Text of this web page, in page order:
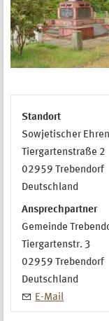
Standort
Sowjetischer
Tiergartenstraße 2
02959
Trebendorf
Deutschland
Ansprechpartner
Gemeinde
Tiergartenstr. 3
02959 Trebendorf
Deutschland
E-Mail